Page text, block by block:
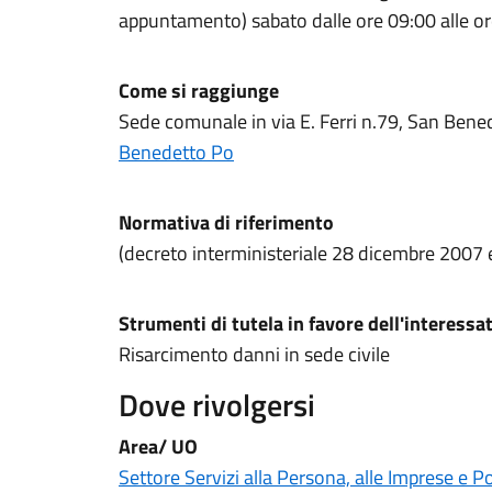
appuntamento) sabato dalle ore 09:00 alle
Come si raggiunge
Sede comunale in via E. Ferri n.79, San
Benedetto Po
Normativa di riferimento
(decreto interministeriale 28 dicembre
Strumenti di tutela in favore
Risarcimento danni in sede civile
Dove rivolgersi
Area/ UO
Settore Servizi alla Persona, alle Imprese e